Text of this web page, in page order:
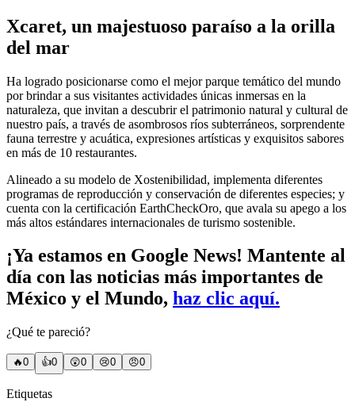
Xcaret, un majestuoso paraíso a la orilla
del mar
Ha logrado posicionarse como el mejor parque temático del mundo
por brindar a sus visitantes actividades únicas inmersas en la
naturaleza, que invitan a descubrir el patrimonio natural y cultural de
nuestro país, a través de asombrosos ríos subterráneos, sorprendente
fauna terrestre y acuática, expresiones artísticas y exquisitos sabores
en más de 10 restaurantes.
Alineado a su modelo de Xostenibilidad, implementa diferentes
programas de reproducción y conservación de diferentes especies; y
cuenta con la certificación EarthCheckOro, que avala su apego a los
más altos estándares internacionales de turismo sostenible.
¡Ya estamos en Google News! Mantente al
día con las noticias más importantes de
México y el Mundo, haz clic aquí.
¿Qué te pareció?
🔥0 👍0 😲0 😢0 😠0
Etiquetas